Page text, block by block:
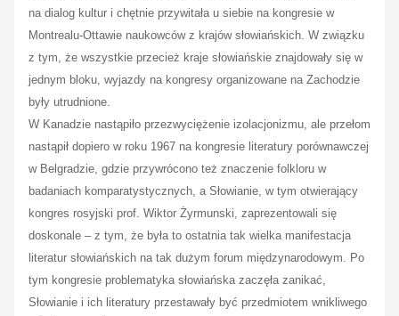
na dialog kultur i chętnie przywitała u siebie na kongresie w
Montrealu-Ottawie naukowców z krajów słowiańskich. W związku
z tym, że wszystkie przecież kraje słowiańskie znajdowały się w
jednym bloku, wyjazdy na kongresy organizowane na Zachodzie
były utrudnione.
W Kanadzie nastąpiło przezwyciężenie izolacjonizmu, ale przełom
nastąpił dopiero w roku 1967 na kongresie literatury porównawczej
w Belgradzie, gdzie przywrócono też znaczenie folkloru w
badaniach komparatystycznych, a Słowianie, w tym otwierający
kongres rosyjski prof. Wiktor Żyrmunski, zaprezentowali się
doskonale – z tym, że była to ostatnia tak wielka manifestacja
literatur słowiańskich na tak dużym forum międzynarodowym. Po
tym kongresie problematyka słowiańska zaczęła zanikać,
Słowianie i ich literatury przestawały być przedmiotem wnikliwego